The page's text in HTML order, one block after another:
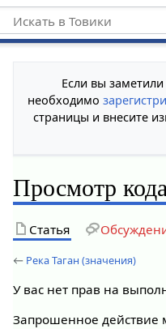
Если вы
необходимо
страницы и внесите
Просмотр
Статья
← Река Таган (значения)
У вас нет прав на
Запрошенное действие